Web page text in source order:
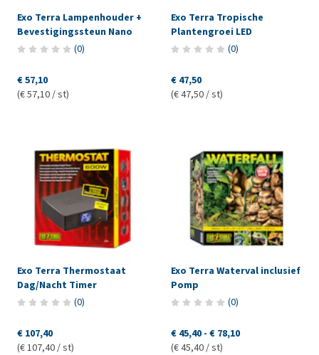
Exo Terra Lampenhouder +
Bevestigingssteun Nano
(0)
€ 57,10
(€ 57,10 / st)
Exo Terra Tropische
Plantengroei LED
(0)
€ 47,50
(€ 47,50 / st)
Exo Terra Thermostaat
Dag/Nacht Timer
(0)
€ 107,40
(€ 107,40 / st)
Exo Terra Waterval inclusief
Pomp
(0)
€ 45,40 - € 78,10
(€ 45,40 / st)